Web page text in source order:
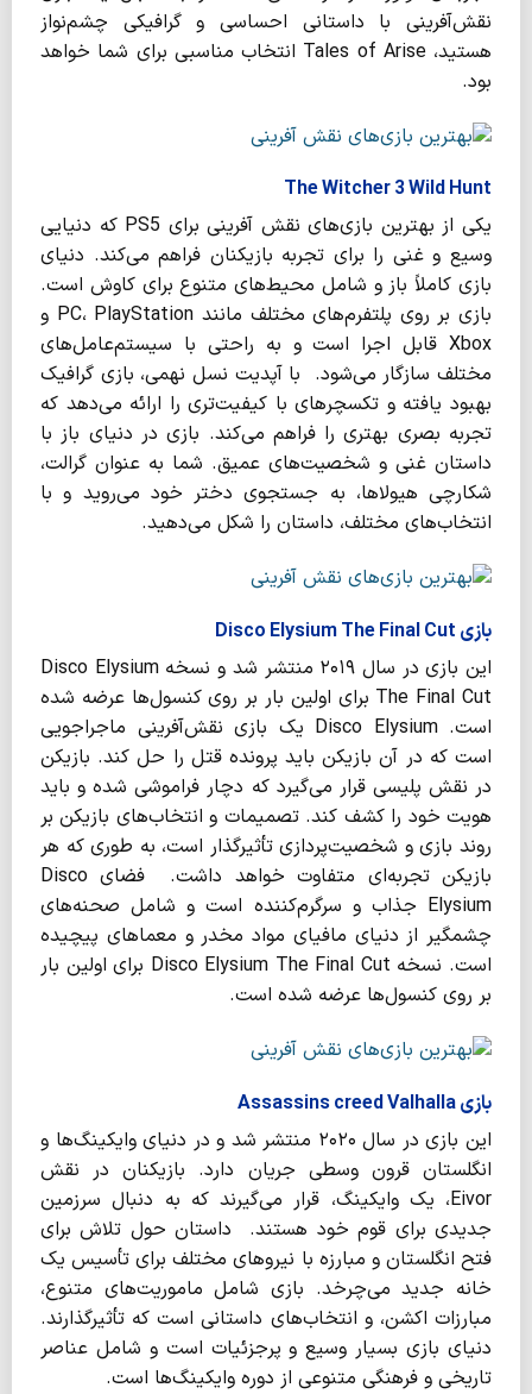
نقش‌آفرینی با داستانی احساسی و گرافیکی چشم‌نواز
هستید، Tales of Arise انتخاب مناسبی برای شما خواهد
بود.
The Witcher 3 Wild Hunt
یکی از بهترین بازی‌های نقش آفرینی برای PS5 که دنیایی
وسیع و غنی را برای تجربه بازیکنان فراهم می‌کند. دنیای
بازی کاملاً باز و شامل محیط‌های متنوع برای کاوش است.
بازی بر روی پلتفرم‌های مختلف مانند PC، PlayStation و
Xbox قابل اجرا است و به راحتی با سیستم‌عامل‌های
مختلف سازگار می‌شود. با آپدیت نسل نهمی، بازی گرافیک
بهبود یافته و تکسچرهای با کیفیت‌تری را ارائه می‌دهد که
تجربه بصری بهتری را فراهم می‌کند. بازی در دنیای باز با
داستان غنی و شخصیت‌های عمیق. شما به عنوان گرالت،
شکارچی هیولاها، به جستجوی دختر خود می‌روید و با
انتخاب‌های مختلف، داستان را شکل می‌دهید.
بازی Disco Elysium The Final Cut
این بازی در سال ۲۰۱۹ منتشر شد و نسخه Disco Elysium
The Final Cut برای اولین بار بر روی کنسول‌ها عرضه شده
است. Disco Elysium یک بازی نقش‌آفرینی ماجراجویی
است که در آن بازیکن باید پرونده قتل را حل کند. بازیکن
در نقش پلیسی قرار می‌گیرد که دچار فراموشی شده و باید
هویت خود را کشف کند. تصمیمات و انتخاب‌های بازیکن بر
روند بازی و شخصیت‌پردازی تأثیرگذار است، به طوری که هر
بازیکن تجربه‌ای متفاوت خواهد داشت. فضای Disco
Elysium جذاب و سرگرم‌کننده است و شامل صحنه‌های
چشمگیر از دنیای مافیای مواد مخدر و معماهای پیچیده
است. نسخه Disco Elysium The Final Cut برای اولین بار
بر روی کنسول‌ها عرضه شده است.
بازی Assassins creed Valhalla
این بازی در سال ۲۰۲۰ منتشر شد و در دنیای وایکینگ‌ها و
انگلستان قرون وسطی جریان دارد. بازیکنان در نقش
Eivor، یک وایکینگ، قرار می‌گیرند که به دنبال سرزمین
جدیدی برای قوم خود هستند. داستان حول تلاش برای
فتح انگلستان و مبارزه با نیروهای مختلف برای تأسیس یک
خانه جدید می‌چرخد. بازی شامل ماموریت‌های متنوع،
مبارزات اکشن، و انتخاب‌های داستانی است که تأثیرگذارند.
دنیای بازی بسیار وسیع و پرجزئیات است و شامل عناصر
تاریخی و فرهنگی متنوعی از دوره وایکینگ‌ها است.